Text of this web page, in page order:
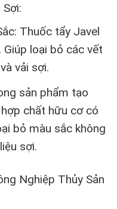
Thuốc tẩy Javel
loại bỏ các vết
vải sợi.
sản phẩm tạo
chất hữu cơ có
bỏ màu sắc không
sợi.
Nghiệp Thủy Sản